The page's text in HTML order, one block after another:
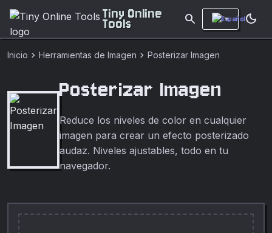
Tiny Online
Tools search dark_mode
Inicio chevron_right Herramientas de Imagen chevron_right Posterizar Imagen
Posterizar Imagen
Reduce los niveles de color en cualquier
imagen para crear un efecto posterizado
audaz. Niveles ajustables, todo en tu
navegador.